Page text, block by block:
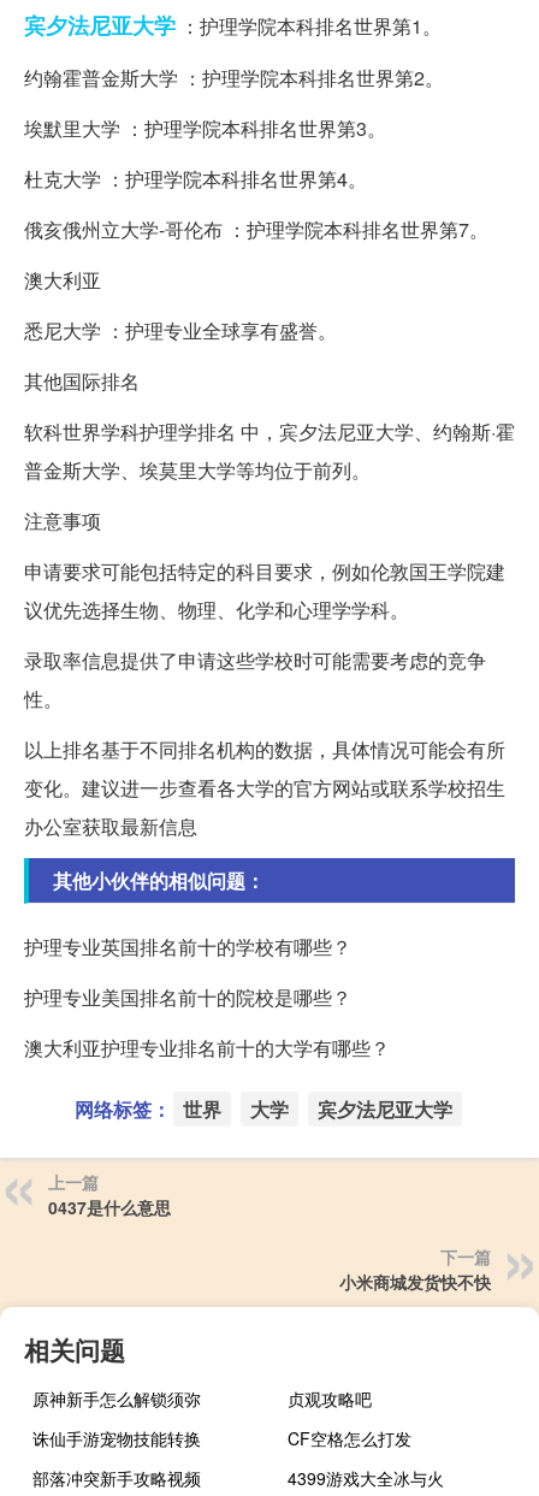
宾夕法尼亚大学 ：护理学院本科排名世界第1。
约翰霍普金斯大学 ：护理学院本科排名世界第2。
埃默里大学 ：护理学院本科排名世界第3。
杜克大学 ：护理学院本科排名世界第4。
俄亥俄州立大学-哥伦布 ：护理学院本科排名世界第7。
澳大利亚
悉尼大学 ：护理专业全球享有盛誉。
其他国际排名
软科世界学科护理学排名 中，宾夕法尼亚大学、约翰斯·霍
普金斯大学、埃莫里大学等均位于前列。
注意事项
申请要求可能包括特定的科目要求，例如伦敦国王学院建
议优先选择生物、物理、化学和心理学学科。
录取率信息提供了申请这些学校时可能需要考虑的竞争
性。
以上排名基于不同排名机构的数据，具体情况可能会有所
变化。建议进一步查看各大学的官方网站或联系学校招生
办公室获取最新信息
其他小伙伴的相似问题：
护理专业英国排名前十的学校有哪些？
护理专业美国排名前十的院校是哪些？
澳大利亚护理专业排名前十的大学有哪些？
网络标签： 世界 大学 宾夕法尼亚大学
上一篇
0437是什么意思
下一篇
小米商城发货快不快
相关问题
原神新手怎么解锁须弥
贞观攻略吧
诛仙手游宠物技能转换
CF空格怎么打发
部落冲突新手攻略视频
4399游戏大全冰与火